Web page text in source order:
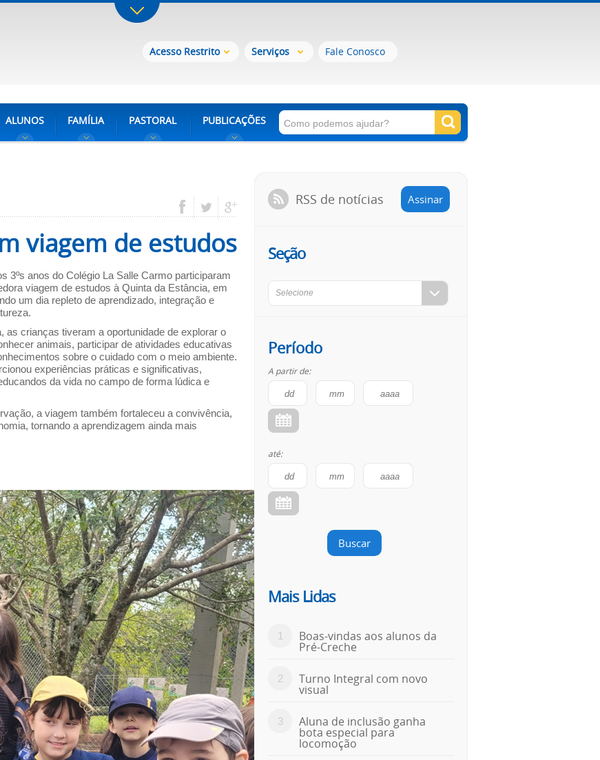
Acesso Restrito Serviços Fale Conosco
ALUNOS FAMÍLIA PASTORAL PUBLICAÇÕES
viagem de estudos
3ºs anos do Colégio La Salle Carmo participaram
viagem de estudos à Quinta da Estância, em
um dia repleto de aprendizado, integração e
as crianças tiveram a oportunidade de explorar o
animais, participar de atividades educativas
sobre o cuidado com o meio ambiente.
experiências práticas e significativas,
da vida no campo de forma lúdica e
a viagem também fortaleceu a convivência,
tornando a aprendizagem ainda mais
RSS de notícias Assinar
Seção
Selecione
Período
A partir de:
até:
Buscar
Mais Lidas
1 Boas-vindas aos alunos da
Pré-Creche
2 Turno Integral com novo
visual
3 Aluna de inclusão ganha
bota especial para
locomoção